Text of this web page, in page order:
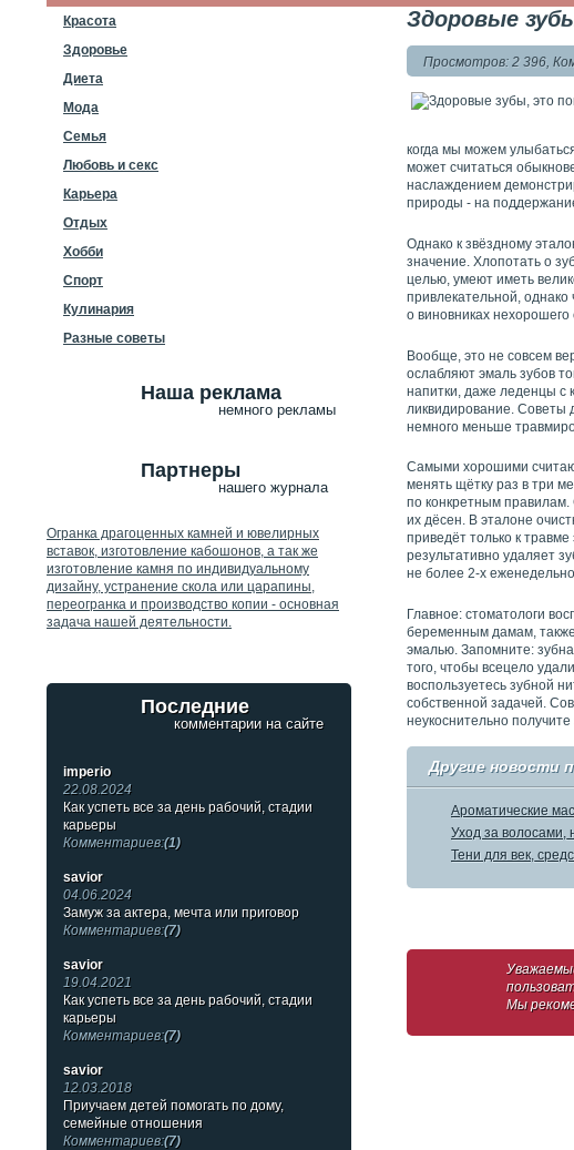
Здоровые
Просмотров: 2 396,
когда мы можем
может считаться
наслаждением
природы - на
Однако к звёздному
значение. Хлопотать о
целью, умеют иметь
привлекательной,
о виновниках нехорошего
Вообще, это не совсем
ослабляют эмаль зубов
напитки, даже леденцы с
ликвидирование. Советы
немного меньше
Самыми хорошими
менять щётку раз в три
по конкретным правилам.
их дёсен. В эталоне
приведёт только к
результативно удаляет
не более 2-х
Главное: стоматологи
беременным дамам,
эмалью. Запомните:
того, чтобы всецело
воспользуетесь зубной
собственной задачей.
неукоснительно
Другие новости
Ароматические
Уход за волосами,
Тени для век,
Мы
Красота
Здоровье
Диета
Мода
Семья
Любовь и секс
Карьера
Отдых
Хобби
Спорт
Кулинария
Разные советы
Наша реклама
немного рекламы
Партнеры
нашего журнала
Огранка драгоценных камней и ювелирных
вставок, изготовление кабошонов, а так же
изготовление камня по индивидуальному
дизайну, устранение скола или царапины,
переогранка и производство копии - основная
задача нашей деятельности.
Последние
комментарии на сайте
imperio
22.08.2024
Как успеть все за день рабочий, стадии
карьеры
Комментариев:(1)
savior
04.06.2024
Замуж за актера, мечта или приговор
Комментариев:(7)
savior
19.04.2021
Как успеть все за день рабочий, стадии
карьеры
Комментариев:(7)
savior
12.03.2018
Приучаем детей помогать по дому,
семейные отношения
Комментариев:(7)